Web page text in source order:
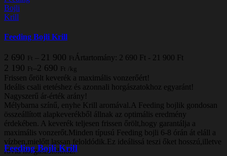
Feeding Bojli Krill
2 690 Ft – 21 900 Ft Ártartomány: 2 690 Ft - 21 900 Ft
2 190 Ft–2 690 Ft kg
Frissen őrölt keverék a maximális vonzerőért!
Ideális csali etetéshez és azonnali horgászatokhoz egyaránt!
Nagyszerű ár-érték arány!
Mélybarna színű, enyhe Krill aromával.A Feeding bojlik gondosan
összeállított alapkeverékből állnak az optimális eredmény
érdekében. A keverék teljesen frissen őrölt,hogy garantálja a
maximális vonzerőt.Minden típusú Feeding bojli 6-8 órán át eláll a
vízben,mielőtt lassan feloldódik.Ez ideálissá teszi őket hosszú,illetve
rövid horgászatokhoz!
Feeding Bojli Krill